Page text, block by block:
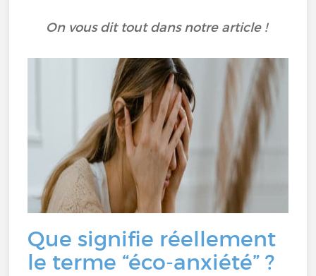
On vous dit tout dans notre article !
Que signifie réellement
le terme “éco-anxiété” ?